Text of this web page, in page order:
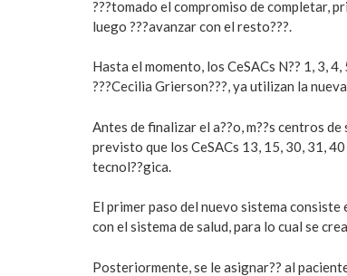
???tomado el compromiso de completar,
luego ???avanzar con el resto???.
Hasta el momento, los CeSACs N?? 1, 3,
???Cecilia Grierson???, ya utilizan la
Antes de finalizar el a??o, m??s centros
previsto que los CeSACs 13, 15, 30, 31,
tecnol??gica.
El primer paso del nuevo sistema
con el sistema de salud, para lo cual se
Posteriormente, se le asignar?? al